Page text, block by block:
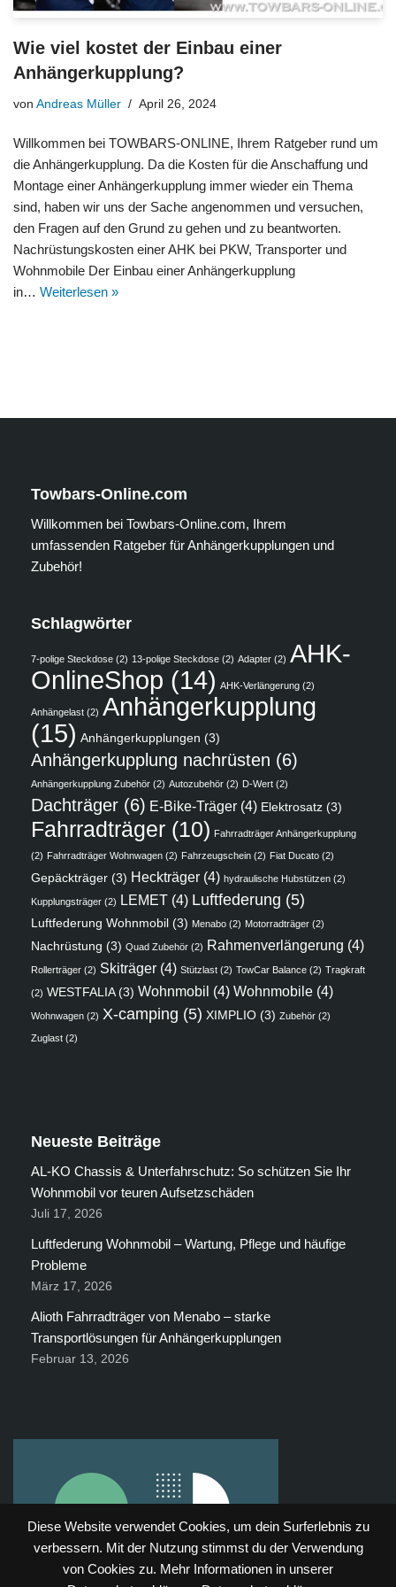
Diese Website verwendet Cookies, um dein Surferlebnis zu
verbessern. Mit der Nutzung stimmst du der Verwendung
von Cookies zu. Mehr Informationen in unserer
Wie viel kostet der Einbau einer
Anhängerkupplung?
von Andreas Müller April 26, 2024
Willkommen bei TOWBARS-ONLINE, Ihrem Ratgeber rund um
die Anhängerkupplung. Da die Kosten für die Anschaffung und
Montage einer Anhängerkupplung immer wieder ein Thema
sind, haben wir uns der Sache angenommen und versuchen,
den Fragen auf den Grund zu gehen und zu beantworten.
Nachrüstungskosten einer AHK bei PKW, Transporter und
Wohnmobile Der Einbau einer Anhängerkupplung
in… Weiterlesen »
Towbars-Online.com
Willkommen bei Towbars-Online.com, Ihrem
umfassenden Ratgeber für Anhängerkupplungen und
Zubehör!
Schlagwörter
7-polige Steckdose (2) 13-polige Steckdose (2) Adapter (2) AHK-
OnlineShop (14) AHK-Verlängerung (2)
Anhängelast (2) Anhängerkupplung
(15) Anhängerkupplungen (3)
Anhängerkupplung nachrüsten (6)
Anhängerkupplung Zubehör (2) Autozubehör (2) D-Wert (2)
Dachträger (6) E-Bike-Träger (4) Elektrosatz (3)
Fahrradträger (10) Fahrradträger Anhängerkupplung
(2) Fahrradträger Wohnwagen (2) Fahrzeugschein (2) Fiat Ducato (2)
Gepäckträger (3) Heckträger (4) hydraulische Hubstützen (2)
Kupplungsträger (2) LEMET (4) Luftfederung (5)
Luftfederung Wohnmobil (3) Menabo (2) Motorradträger (2)
Nachrüstung (3) Quad Zubehör (2) Rahmenverlängerung (4)
Rollerträger (2) Skiträger (4) Stützlast (2) TowCar Balance (2) Tragkraft
(2) WESTFALIA(3) Wohnmobil (4) Wohnmobile (4)
Wohnwagen (2) X-camping (5) XIMPLIO (3) Zubehör (2)
Zuglast (2)
Neueste Beiträge
AL-KO Chassis & Unterfahrschutz: So schützen Sie Ihr
Wohnmobil vor teuren Aufsetzschäden
Juli 17, 2026
Luftfederung Wohnmobil – Wartung, Pflege und häufige
Probleme
März 17, 2026
Alioth Fahrradträger von Menabo – starke
Transportlösungen für Anhängerkupplungen
Februar 13, 2026